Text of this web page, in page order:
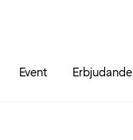
Event